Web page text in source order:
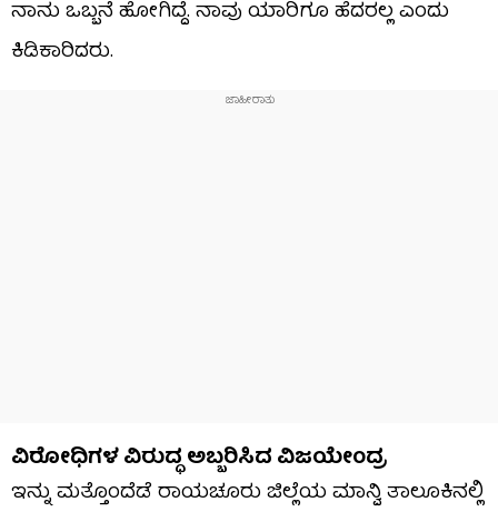
ನಾನು ಒಬ್ಬನೆ ಹೋಗಿದ್ದೆ. ನಾವು ಯಾರಿಗೂ ಹೆದರಲ್ಲ ಎಂದು
ಕಿಡಿಕಾರಿದರು.
ವಿರೋಧಿಗಳ ವಿರುದ್ಧ ಅಬ್ಬರಿಸಿದ ವಿಜಯೇಂದ್ರ
ಇನ್ನು ಮತ್ತೊಂದೆಡೆ ರಾಯಚೂರು ಜಿಲ್ಲೆಯ ಮಾನ್ವಿ ತಾಲೂಕಿನಲ್ಲಿ